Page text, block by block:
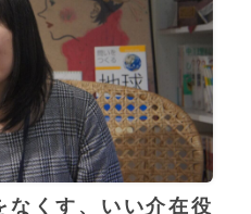
なくす、いい介在役